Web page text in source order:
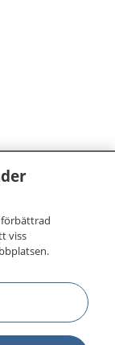
förbättrad
viss